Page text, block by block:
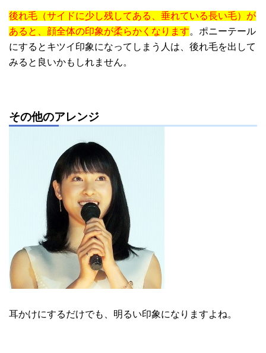
後れ毛（サイドに少し残してある、垂れている長い毛）が
あると、顔全体の印象が柔らかくなります。ポニーテール
にするとキツイ印象になってしまう人は、後れ毛を出して
みると良いかもしれません。
その他のアレンジ
耳かけにするだけでも、明るい印象になりますよね。